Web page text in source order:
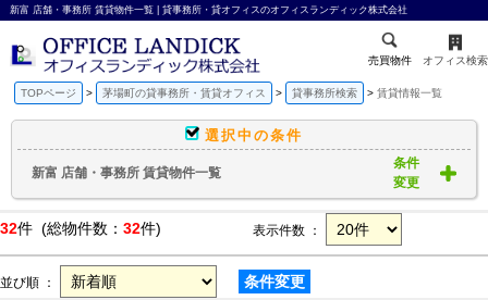
新富 店舗・事務所 賃貸物件一覧 | 貸事務所・貸オフィスのオフィスランディック株式会社
売買物件 オフィス検索
TOPページ 茅場町の貸事務所・賃貸オフィス 貸事務所検索 賃貸情報一覧
選択中の条件
新富 店舗・事務所 賃貸物件一覧
条件
変更
32件 (総物件数： 32件) 表示件数 ：
並び順 ： 条件変更